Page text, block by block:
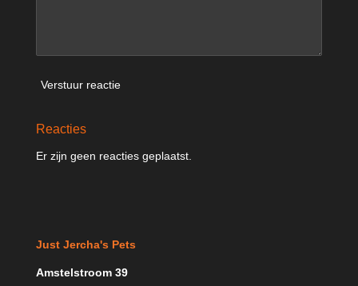
Verstuur reactie
Reacties
Er zijn geen reacties geplaatst.
Just Jercha's Pets
Amstelstroom 39